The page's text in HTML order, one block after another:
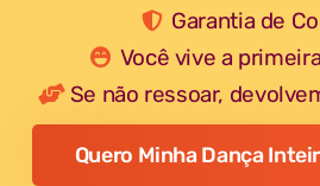
Garantia de
Você vive a
Se não ressoar,
Quero Minha Dança